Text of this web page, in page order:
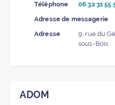
Téléphone
06 32 31 55
Adresse de messagerie
Adresse
9, rue du
sous-Bois
ADOM